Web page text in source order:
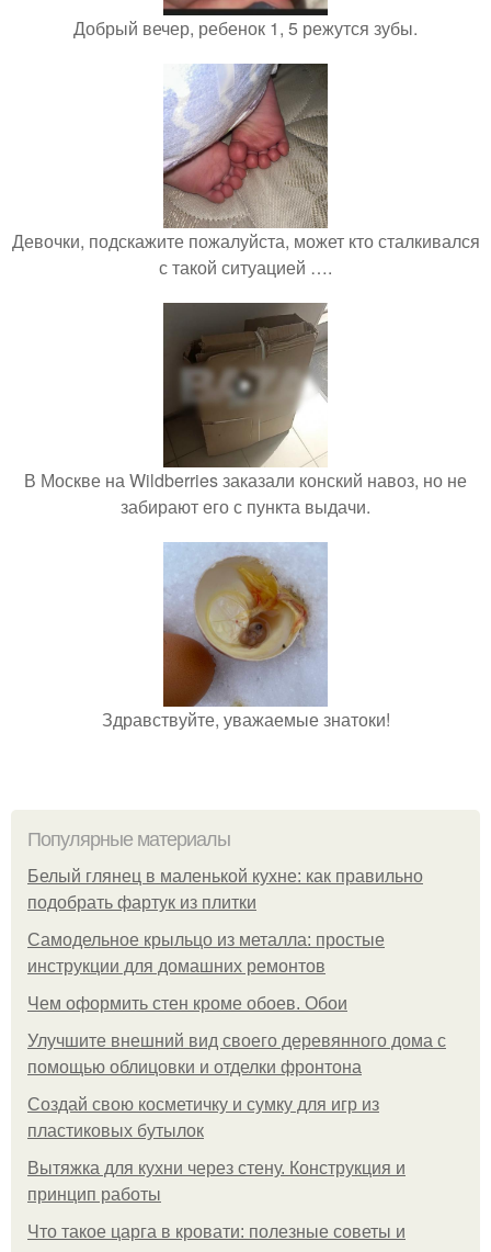
Добрый вечер, ребенок 1, 5 режутся зубы.
Девочки, подскажите пожалуйста, может кто сталкивался
с такой ситуацией ….
В Москве на Wildberries заказали конский навоз, но не
забирают его с пункта выдачи.
Здравствуйте, уважаемые знатоки!
Популярные материалы
Белый глянец в маленькой кухне: как правильно
подобрать фартук из плитки
Самодельное крыльцо из металла: простые
инструкции для домашних ремонтов
Чем оформить стен кроме обоев. Обои
Улучшите внешний вид своего деревянного дома с
помощью облицовки и отделки фронтона
Создай свою косметичку и сумку для игр из
пластиковых бутылок
Вытяжка для кухни через стену. Конструкция и
принцип работы
Что такое царга в кровати: полезные советы и